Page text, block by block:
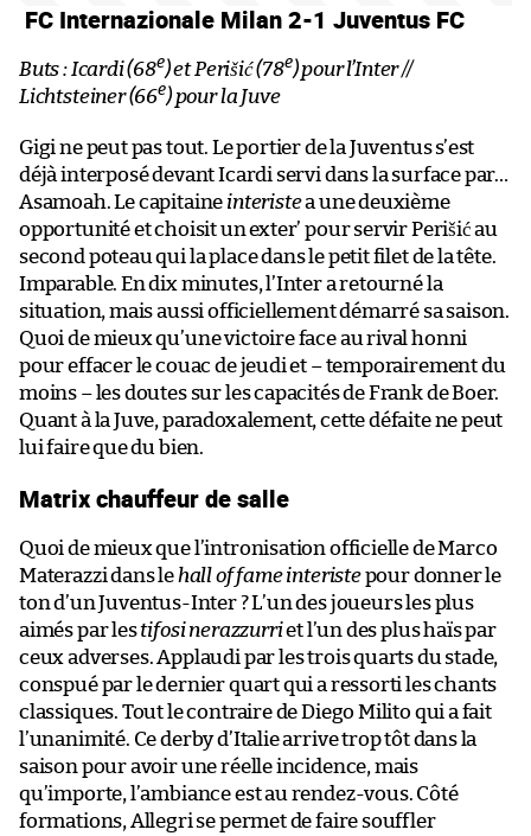
FC Internazionale Milan 2-1 Juventus FC
Buts : Icardi (68e) et Perišić (78e) pour l’Inter //
Lichtsteiner (66e) pour la Juve
Gigi ne peut pas tout. Le portier de la Juventus s’est
déjà interposé devant Icardi servi dans la surface par…
Asamoah. Le capitaine interistea une deuxième
opportunité et choisit un exter’ pour servir Perišić au
second poteau qui la place dans le petit filet de la tête.
Imparable. En dix minutes, l’Inter a retourné la
situation, mais aussi officiellement démarré sa saison.
Quoi de mieux qu’une victoire face au rival honni
pour effacer le couac de jeudi et – temporairement du
moins – les doutes sur les capacités de Frank de Boer.
Quant à la Juve, paradoxalement, cette défaite ne peut
lui faire que du bien.
Matrix chauffeur de salle
Quoi de mieux que l’intronisation officielle de Marco
Materazzi dans le hall of fame interistepour donner le
ton d’un Juventus-Inter ? L’un des joueurs les plus
aimés par lestifosi nerazzurriet l’un des plus haïs par
ceux adverses. Applaudi par les trois quarts du stade,
conspué par le dernier quart qui a ressorti les chants
classiques. Tout le contraire de Diego Milito qui a fait
l’unanimité. Ce derby d’Italie arrive trop tôt dans la
saison pour avoir une réelle incidence, mais
qu’importe, l’ambiance est au rendez-vous. Côté
formations, Allegri se permet de faire souffler